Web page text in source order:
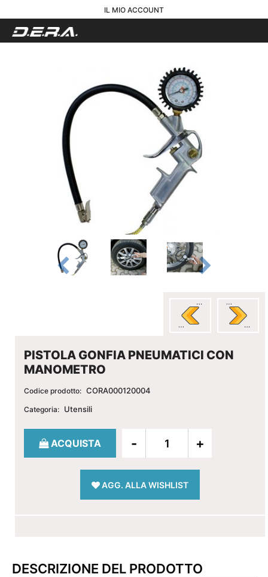
IL MIO ACCOUNT
PISTOLA GONFIA PNEUMATICI CON
MANOMETRO
Codice prodotto: CORA000120004
Categoria: Utensili
Quantità
ACQUISTA
AGG. ALLA WISHLIST
DESCRIZIONE DEL PRODOTTO